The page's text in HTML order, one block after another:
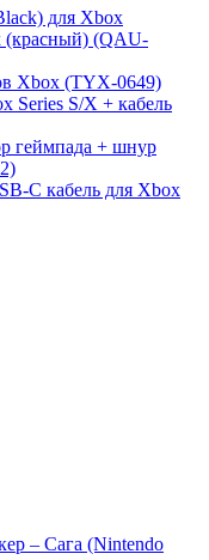
для Xbox
(красный) (QAU-
Xbox (TYX-0649)
Series S/X + кабель
геймпада + шнур
C кабель для Xbox
– Сага (Nintendo